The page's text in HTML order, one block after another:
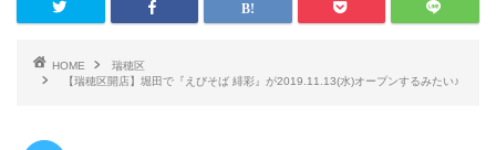
HOME
瑞穂区
【瑞穂区開店】堀田で『えびそば 緋彩』が2019.11.13(水)オープンするみたい♪